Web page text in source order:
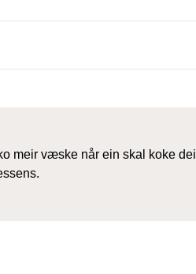
meir væske når ein skal koke dei